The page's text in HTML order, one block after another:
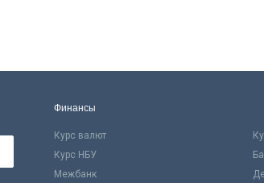
Финансы
Курс валют
Курс НБУ
Межбанк